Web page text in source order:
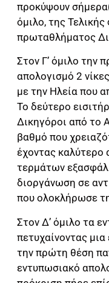
προκύψουν
όμιλο, της
πρωταθλήματος
Στον Γ’ όμιλο την
απολογισμό 2
με την Ηλεία που
Το δεύτερο
Δικηγόροι από το
βαθμό που
έχοντας καλύτερο
τερμάτων
διοργάνωση σε
που ολοκλήρωσε
Στον Δ’ όμιλο τα
πετυχαίνοντας
την πρώτη θέση
εντυπωσιακό